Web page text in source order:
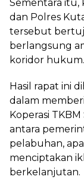
Sementara itu,
dan Polres
tersebut
berlangsung
koridor hukum.
Hasil rapat ini
dalam
Koperasi
antara
pelabuhan,
menciptakan
berkelanjutan.